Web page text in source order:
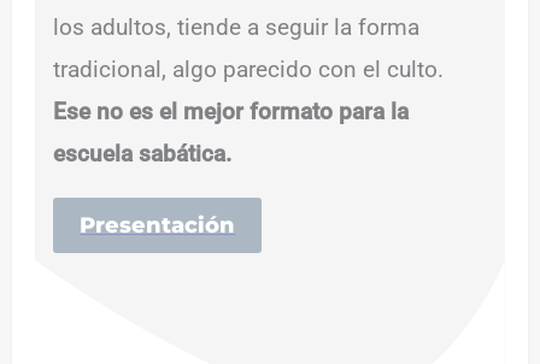
los adultos, tiende a seguir la forma
tradicional, algo parecido con el culto.
Ese no es el mejor formato para la
escuela sabática.
Presentación